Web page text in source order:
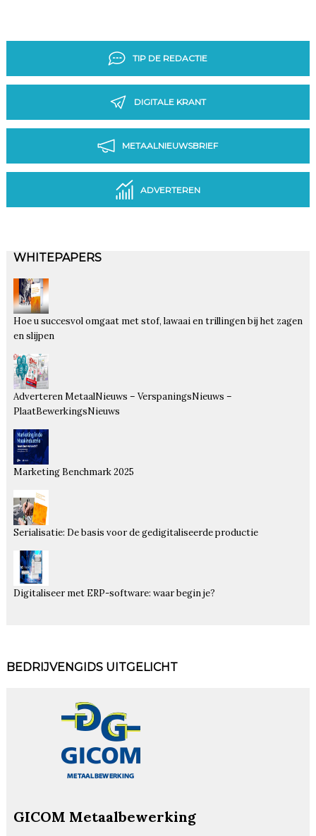
TIP DE REDACTIE
DIGITALE KRANT
METAALNIEUWSBRIEF
ADVERTEREN
WHITEPAPERS
Hoe u succesvol omgaat met stof, lawaai en trillingen bij het zagen
en slijpen
Adverteren MetaalNieuws – VerspaningsNieuws –
PlaatBewerkingsNieuws
Marketing Benchmark 2025
Serialisatie: De basis voor de gedigitaliseerde productie
Digitaliseer met ERP-software: waar begin je?
BEDRIJVENGIDS UITGELICHT
GICOM Metaalbewerking